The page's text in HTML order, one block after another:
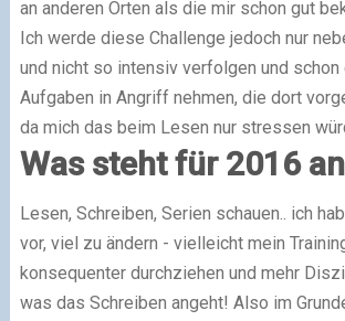
an anderen Orten als die mir schon gut
Ich werde diese Challenge jedoch nur
und nicht so intensiv verfolgen und schon
Aufgaben in Angriff nehmen, die dort
da mich das beim Lesen nur stressen
Was steht für 2016
Lesen, Schreiben, Serien schauen.. ich
vor, viel zu ändern - vielleicht mein
konsequenter durchziehen und mehr
was das Schreiben angeht! Also im